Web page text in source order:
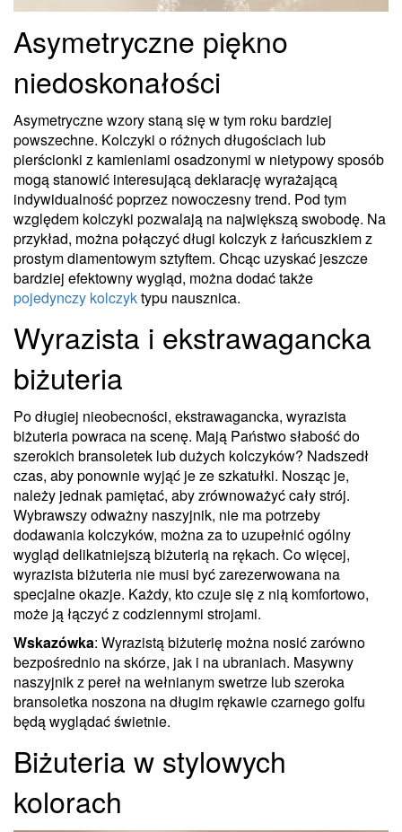
Asymetryczne piękno
niedoskonałości
Asymetryczne wzory staną się w tym roku bardziej
powszechne. Kolczyki o różnych długościach lub
pierścionki z kamieniami osadzonymi w nietypowy sposób
mogą stanowić interesującą deklarację wyrażającą
indywidualność poprzez nowoczesny trend. Pod tym
względem kolczyki pozwalają na największą swobodę. Na
przykład, można połączyć długi kolczyk z łańcuszkiem z
prostym diamentowym sztyftem. Chcąc uzyskać jeszcze
bardziej efektowny wygląd, można dodać także
pojedynczy kolczyktypu nausznica.
Wyrazista i ekstrawagancka
biżuteria
Po długiej nieobecności, ekstrawagancka, wyrazista
biżuteria powraca na scenę. Mają Państwo słabość do
szerokich bransoletek lub dużych kolczyków? Nadszedł
czas, aby ponownie wyjąć je ze szkatułki. Nosząc je,
należy jednak pamiętać, aby zrównoważyć cały strój.
Wybrawszy odważny naszyjnik, nie ma potrzeby
dodawania kolczyków, można za to uzupełnić ogólny
wygląd delikatniejszą biżuterią na rękach. Co więcej,
wyrazista biżuteria nie musi być zarezerwowana na
specjalne okazje. Każdy, kto czuje się z nią komfortowo,
może ją łączyć z codziennymi strojami.
Wskazówka: Wyrazistą biżuterię można nosić zarówno
bezpośrednio na skórze, jak i na ubraniach. Masywny
naszyjnik z pereł na wełnianym swetrze lub szeroka
bransoletka noszona na długim rękawie czarnego golfu
będą wyglądać świetnie.
Biżuteria w stylowych
kolorach